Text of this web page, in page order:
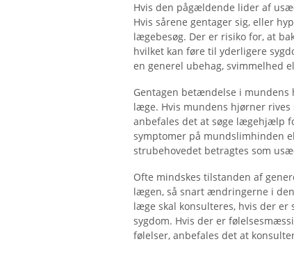
Hvis den pågældende lider af
Hvis sårene gentager sig, eller
lægebesøg. Der er risiko for, at
hvilket kan føre til yderligere
en generel ubehag, svimmelhed
Gentagen betændelse i mundens
læge. Hvis mundens hjørner
anbefales det at søge lægehjælp
symptomer på mundslimhinden
strubehovedet betragtes som
Ofte mindskes tilstanden af
lægen, så snart ændringerne i
læge skal konsulteres, hvis der
sygdom. Hvis der er
følelser, anbefales det at